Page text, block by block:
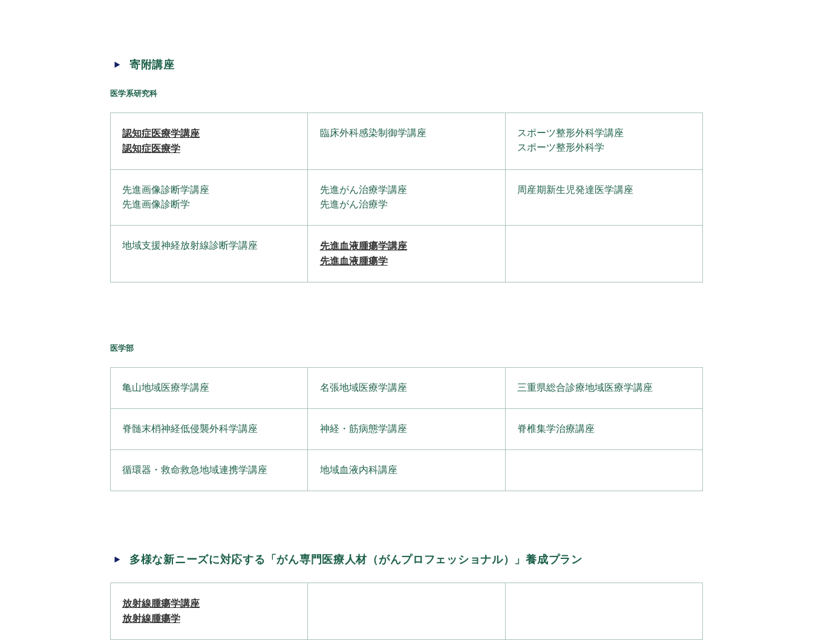
寄附講座
医学系研究科
認知症医療学講座
認知症医療学
臨床外科感染制御学講座
スポーツ整形外科学講座
スポーツ整形外科学
先進画像診断学講座
先進画像診断学
先進がん治療学講座
先進がん治療学
周産期新生児発達医学講座
地域支援神経放射線診断学講座
先進血液腫瘍学講座
先進血液腫瘍学
医学部
亀山地域医療学講座 名張地域医療学講座 三重県総合診療地域医療学講座
脊髄末梢神経低侵襲外科学講座 神経・筋病態学講座 脊椎集学治療講座
循環器・救命救急地域連携学講座 地域血液内科講座
多様な新ニーズに対応する「がん専門医療人材（がんプロフェッショナル）」養成プラン
放射線腫瘍学講座
放射線腫瘍学